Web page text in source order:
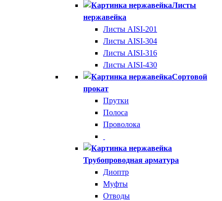
Листы
нержавейка
Листы AISI-201
Листы AISI-304
Листы AISI-316
Листы AISI-430
Сортовой
прокат
Прутки
Полоса
Проволока
Трубопроводная арматура
Диоптр
Муфты
Отводы